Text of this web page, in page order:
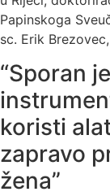
Papinskoga
sc. Erik
“Sporan
koristi
zapravo
žena”